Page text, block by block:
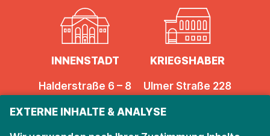
EXTERNE INHALTE & ANALYSE
INNENSTADT
Halderstraße 6 – 8
KRIEGSHABER
Ulmer Straße 228